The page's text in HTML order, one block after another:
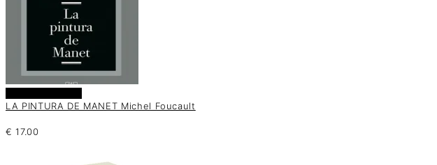
LA PINTURA DE MANET Michel Foucault
€ 17.00